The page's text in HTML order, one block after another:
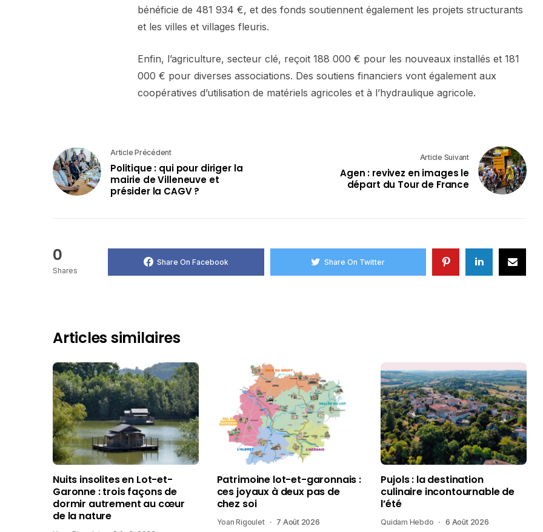
bénéficie de 481 934 €, et des fonds soutiennent également les projets structurants
et les villes et villages fleuris.
Enfin, l’agriculture, secteur clé, reçoit 188 000 € pour les nouveaux installés et 181
000 € pour diverses associations. Des soutiens financiers vont également aux
coopératives d’utilisation de matériels agricoles et à l’hydraulique agricole.
Article Précédent
Politique : qui pour diriger la
mairie de Villeneuve et
présider la CAGV ?
Article Suivant
Agen : revivez en images le
départ du Tour de France
0
Shares
Share On Facebook Share On Twitter
Articles similaires
Nuits insolites en Lot-et-
Garonne : trois façons de
dormir autrement au cœur
de la nature
Patrimoine lot-et-garonnais :
ces joyaux à deux pas de
chez soi
Yoan Rigoulet 7 Août 2026
Pujols : la destination
culinaire incontournable de
l’été
Quidam Hebdo 6 Août 2026